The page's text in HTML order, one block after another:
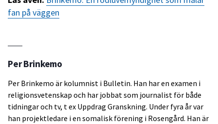
fan på väggen
Per Brinkemo
Per Brinkemo är kolumnist i Bulletin. Han har en examen i
religionsvetenskap och har jobbat som journalist för både
tidningar och tv, t ex Uppdrag Granskning. Under fyra år var
han projektledare i en somalisk förening i Rosengård. Han är